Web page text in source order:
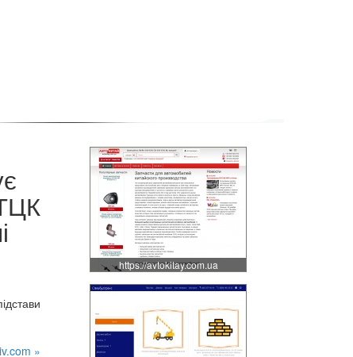
»
https://avtokitay.com.ua